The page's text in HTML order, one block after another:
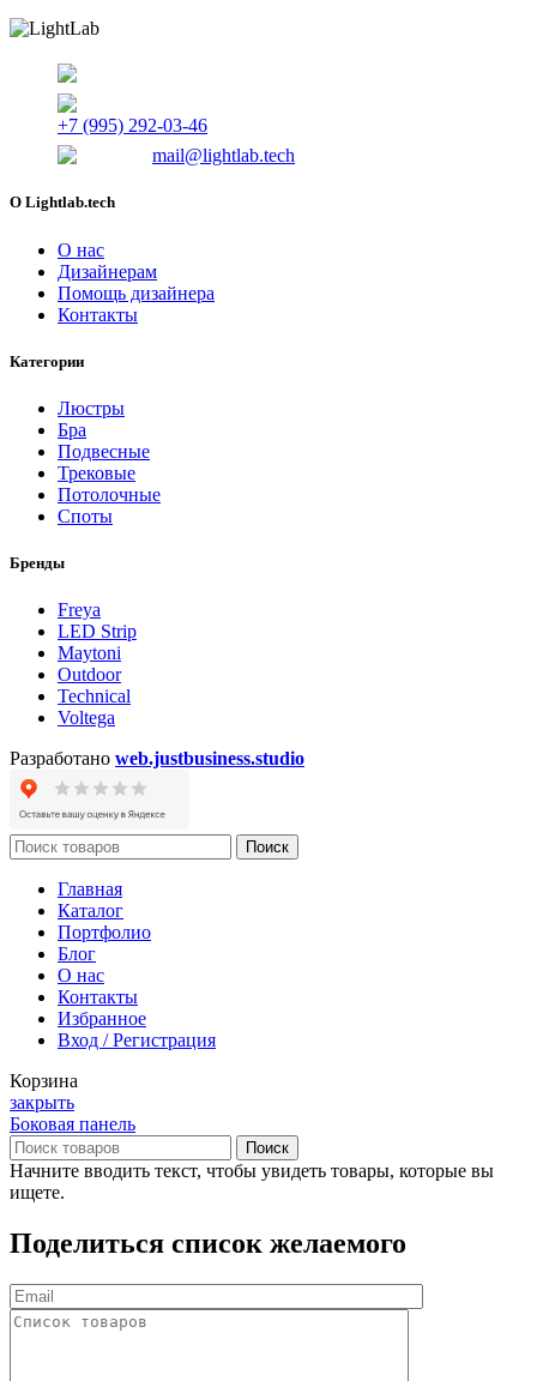
+7 (995) 292-03-46
mail@lightlab.tech
O Lightlab.tech
О нас
Дизайнерам
Помощь дизайнера
Контакты
Категории
Люстры
Бра
Подвесные
Трековые
Потолочные
Споты
Бренды
Freya
LED Strip
Maytoni
Outdoor
Technical
Voltega
Разработано web.justbusiness.studio
Поиск
Главная
Каталог
Портфолио
Блог
О нас
Контакты
Избранное
Вход / Регистрация
Корзина
закрыть
Боковая панель
Поиск
Начните вводить текст, чтобы увидеть товары, которые вы
ищете.
Поделиться список желаемого